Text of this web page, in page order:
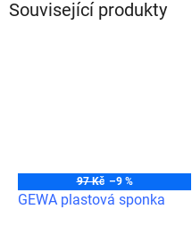
Související produkty
97 Kč –9 %
GEWA plastová sponka